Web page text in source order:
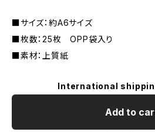
■サイズ：約A6サイズ
■枚数：25枚 OPP袋入り
■素材：上質紙
International
Add to